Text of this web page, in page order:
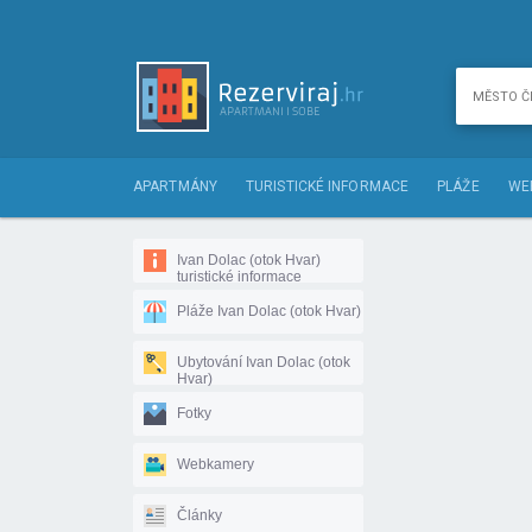
APARTMÁNY TURISTICKÉ INFORMACE PLÁŽE
Ivan Dolac (otok Hvar)
turistické informace
Pláže Ivan Dolac (otok Hvar)
Ubytování Ivan Dolac (otok
Hvar)
Fotky
Webkamery
Články